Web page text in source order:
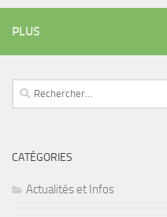
PLUS
Rechercher :
CATÉGORIES
Actualités et Infos